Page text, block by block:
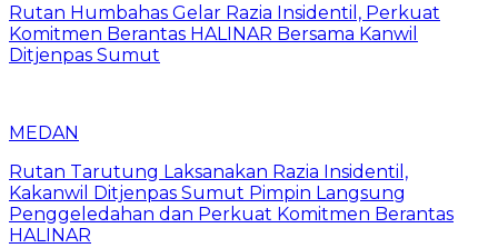
Rutan Humbahas Gelar Razia Insidentil, Perkuat
Komitmen Berantas HALINAR Bersama Kanwil
Ditjenpas Sumut
MEDAN
Rutan Tarutung Laksanakan Razia Insidentil,
Kakanwil Ditjenpas Sumut Pimpin Langsung
Penggeledahan dan Perkuat Komitmen Berantas
HALINAR